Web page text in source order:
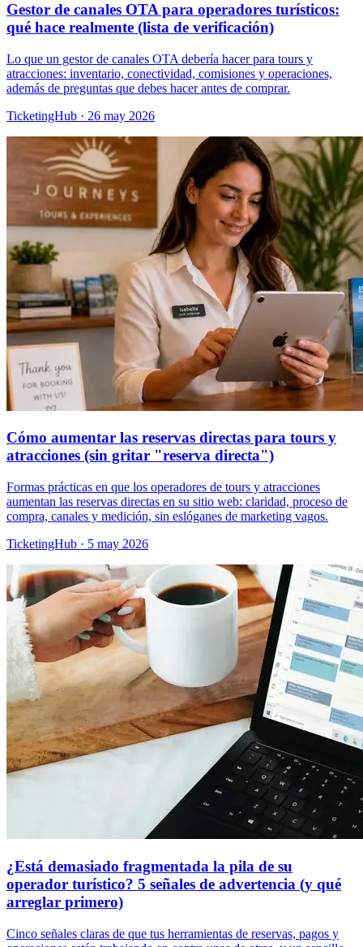
Gestor de canales OTA para operadores turísticos:
qué hace realmente (lista de verificación)
Lo que un gestor de canales OTA debería hacer para tours y
atracciones: inventario, conectividad, comisiones y operaciones,
además de preguntas que debes hacer antes de comprar.
TicketingHub · 26 may 2026
Cómo aumentar las reservas directas para tours y
atracciones (sin gritar "reserva directa")
Formas prácticas en que los operadores de tours y atracciones
aumentan las reservas directas en su sitio web: claridad, proceso de
compra, canales y medición, sin eslóganes de marketing vagos.
TicketingHub · 5 may 2026
¿Está demasiado fragmentada la pila de su
operador turístico? 5 señales de advertencia (y qué
arreglar primero)
Cinco señales claras de que tus herramientas de reservas, pagos y